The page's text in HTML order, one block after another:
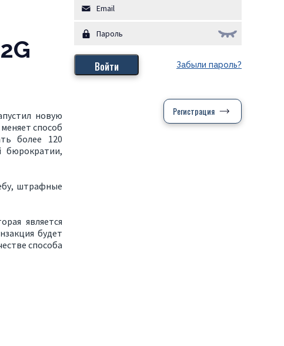
новую
способ
более 120
бюрократии,
штрафные
является
будет
способа
Забыли пароль?
Регистрация